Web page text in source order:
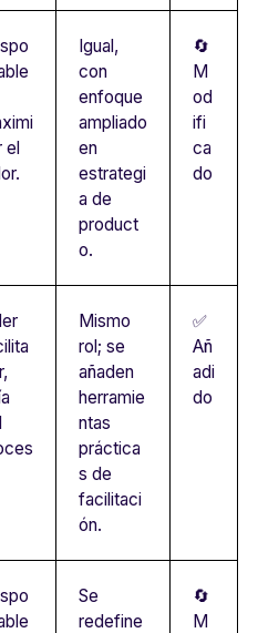
el
Igual,
con
enfoque
ampliado
en
estrategi
a de
product
o.
🔄
M
od
ifi
ca
do
Mismo
rol; se
añaden
herramie
ntas
práctica
s de
facilitaci
ón.
✅
Añ
adi
do
Se
redefine
🔄
M